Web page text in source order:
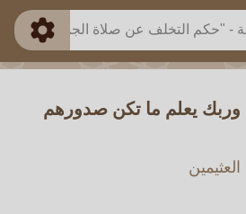
وربك يعلم ما تكن صدورهم